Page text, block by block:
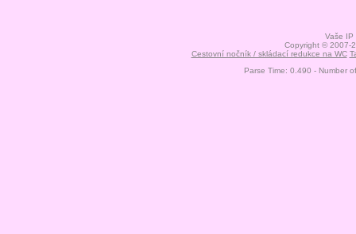
Vaše
Copyright © 2007-
Cestovní nočník / skládací redukce na WC
Parse Time: 0.490 - Number